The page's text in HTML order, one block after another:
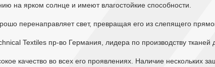
на ярком солнце и имеют влагостойкие способности.
перенаправляет свет, превращая его из слепящего
Textiles пр-во Германия, лидера по производству тканей
качество во всех его проявлениях. Наличие нескольких